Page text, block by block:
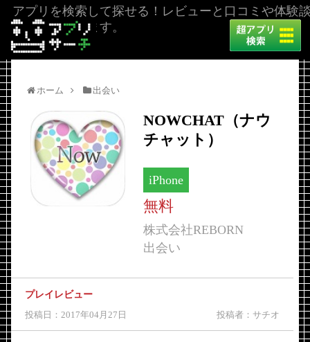
アプリを検索して探せる！レビューと口コミや体験
を掲載しています。
ホーム 出会い
NOWCHAT（ナウ
チャット）
iPhone
無料
株式会社REBORN
出会い
プレイレビュー
投稿日：2017年04月27日 投稿者：サチオ